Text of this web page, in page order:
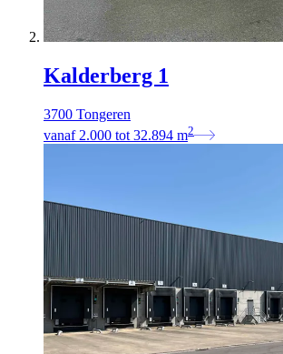
Kalderberg 1
3700 Tongeren
vanaf 2.000 tot 32.894 m2